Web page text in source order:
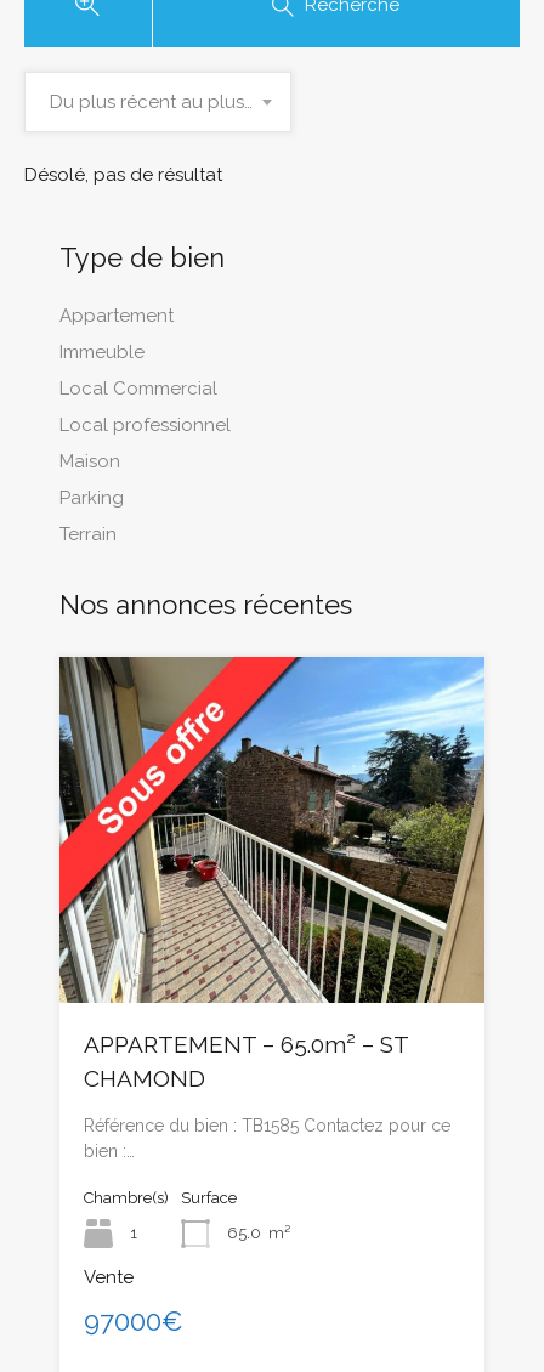
Recherche
Du plus récent au plus ancien
Désolé, pas de résultat
Type de bien
Appartement
Immeuble
Local Commercial
Local professionnel
Maison
Parking
Terrain
Nos annonces récentes
APPARTEMENT – 65.0m² – ST
CHAMOND
Référence du bien : TB1585 Contactez pour ce
bien :…
Chambre(s)
1
Surface
65.0 m²
Vente
97000€